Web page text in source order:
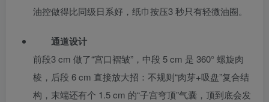
油控做得比同级日系好，纸巾按压3 秒只有轻微油圈。
通道设计
前段3 cm 做了“宫口褶皱”，中段 5 cm 是 360° 螺旋肉
棱，后段 6 cm 直接放大招：不规则“肉芽+吸盘”复合结
构，末端还有个 1.5 cm 的“子宫穹顶”气囊，顶到底会发